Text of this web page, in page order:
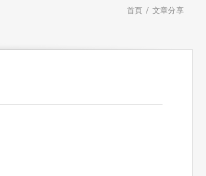
首頁 文章分享